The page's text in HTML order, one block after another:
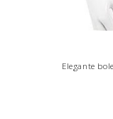
Elegante